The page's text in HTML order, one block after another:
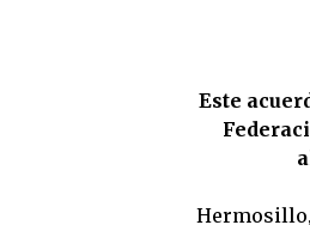
Este